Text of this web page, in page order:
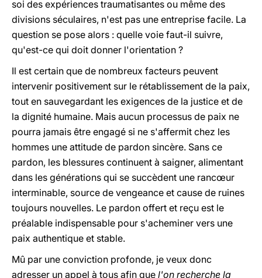
soi des expériences traumatisantes ou même des
divisions séculaires, n'est pas une entreprise facile. La
question se pose alors : quelle voie faut-il suivre,
qu'est-ce qui doit donner l'orientation ?
Il est certain que de nombreux facteurs peuvent
intervenir positivement sur le rétablissement de la paix,
tout en sauvegardant les exigences de la justice et de
la dignité humaine. Mais aucun processus de paix ne
pourra jamais être engagé si ne s'affermit chez les
hommes une attitude de pardon sincère. Sans ce
pardon, les blessures continuent à saigner, alimentant
dans les générations qui se succèdent une rancœur
interminable, source de vengeance et cause de ruines
toujours nouvelles. Le pardon offert et reçu est le
préalable indispensable pour s'acheminer vers une
paix authentique et stable.
Mû par une conviction profonde, je veux donc
adresser un appel à tous afin que l'on recherche la